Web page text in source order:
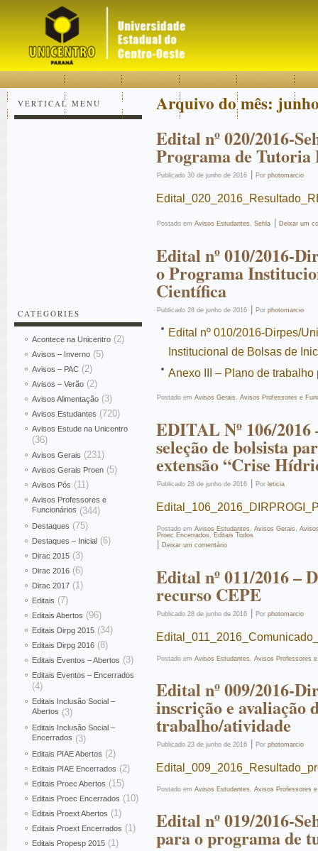
VERTICAL MENU
CATEGORIES
Acontece na Unicentro (2)
Avisos – Inverno (5)
Avisos – PAC (2)
Avisos – Verão (2)
Avisos Alimentação (3)
Avisos Estudantes (720)
Avisos Estude na Unicentro
(36)
Avisos Gerais (231)
Avisos Gerais Proen (5)
Avisos Pós (11)
Avisos Professores e
Funcionários (344)
Destaques (75)
Destaques – Inicial (6)
Dirac 2015 (3)
Dirac 2016 (6)
Dirac 2017 (1)
Editais (7)
Editais Abertos (96)
Editais Dirpg 2015 (34)
Editais Dirpg 2016 (8)
Editais Eventos – Abertos (3)
Editais Eventos – Encerrados
(4)
Editais Inclusão Social –
Abertos (3)
Editais Inclusão Social –
Encerrados (3)
Editais PIAE Abertos (2)
Editais PIAE Encerrados (2)
Editais Proec Abertos (15)
Editais Proec Encerrados (10)
Editais Proext Abertos (1)
Editais Proext Encerrados (1)
Editais Propesp 2015 (1)
Arquivo do mês:
Edital nº 020/2016-
Programa de Tutoria
Publicado 30 de junho de 2016 Por photomarcio
Postado em Avisos Estudantes , Sehla Deixar um
Edital nº 010/2016-
o Programa
Científica
Publicado 28 de junho de 2016 Por photomarcio
Edital nº 010/2016-Dirpes/
Institucional de Bolsas de
Anexo III – Plano de
Postado em Avisos Gerais , Avisos Professores e
EDITAL Nº 106/
seleção de bolsista
extensão “Crise
Publicado 28 de junho de 2016 Por leticia
Postado em Avisos Estudantes , Avisos Gerais ,
Proec Encerrados , Editais Todos
Deixar um comentário
Edital nº 011/2016 –
recurso CEPE
Publicado 28 de junho de 2016 Por photomarcio
Postado em Avisos Estudantes , Avisos Professores
Edital nº 009/2016-
inscrição e avaliação
trabalho/atividade
Publicado 23 de junho de 2016 Por photomarcio
Postado em Avisos Estudantes , Avisos Professores
Edital nº 019/2016-
para o programa de